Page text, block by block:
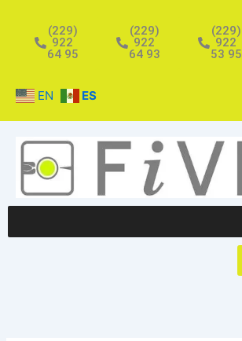
contenido
(229)
922
64 95
(229)
922
64 93
(229)
922
53 95
EN ES